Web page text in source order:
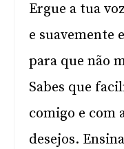
Ergue a tua
e suavemente
para que não
Sabes que
comigo e com
desejos.